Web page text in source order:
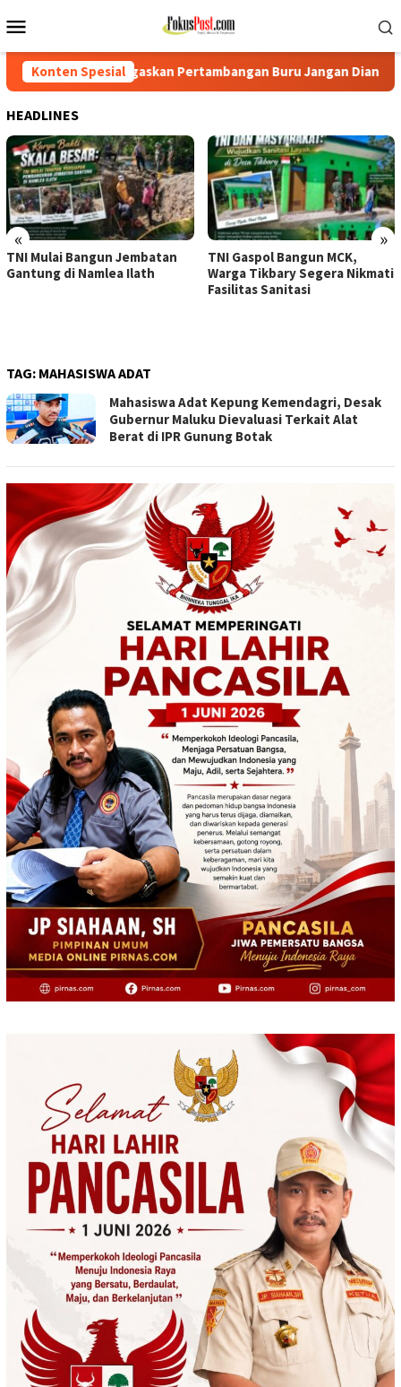
ke
Mobile
Konten Spesial
Pertambangan Buru Jangan Dianaktirikan TNI
HEADLINES
« »
TNI Mulai Bangun Jembatan
Gantung di Namlea Ilath
TNI Gaspol Bangun MCK,
Warga Tikbary Segera Nikmati
Fasilitas Sanitasi
TAG: MAHASISWA ADAT
Mahasiswa Adat Kepung Kemendagri, Desak
Gubernur Maluku Dievaluasi Terkait Alat
Berat di IPR Gunung Botak